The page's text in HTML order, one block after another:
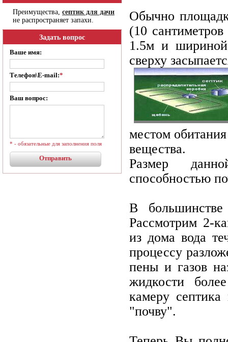
Преимущества, септик для дачи
не распространяет запахи.
Задать вопрос
Ваше имя:
Телефон\E-mail:*
Ваш вопрос:
* - обязательные для заполнения поля
Обычно
(10
1.5м и
сверху
местом
вещества.
Размер
способностью
В большинстве
Рассмотрим 2-
из дома вода
процессу
пены и газов
жидкости
камеру
"почву".